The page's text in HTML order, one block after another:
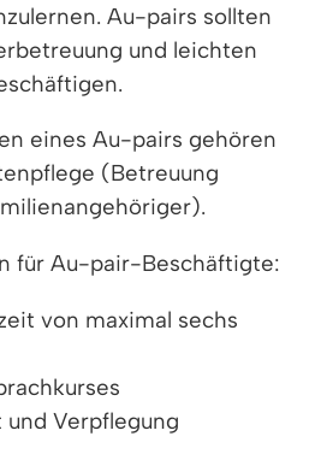
Au-pairs sollten
und leichten
eines Au-pairs gehören
(Betreuung
für Au-pair-Beschäftigte:
von maximal sechs
Verpflegung